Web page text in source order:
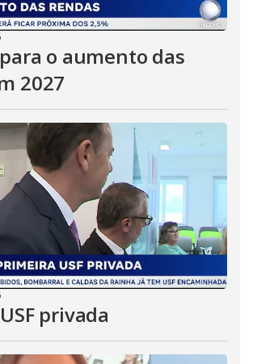
o aumento das
2027
privada